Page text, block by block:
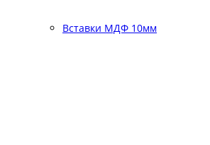
Вставки МДФ 10мм